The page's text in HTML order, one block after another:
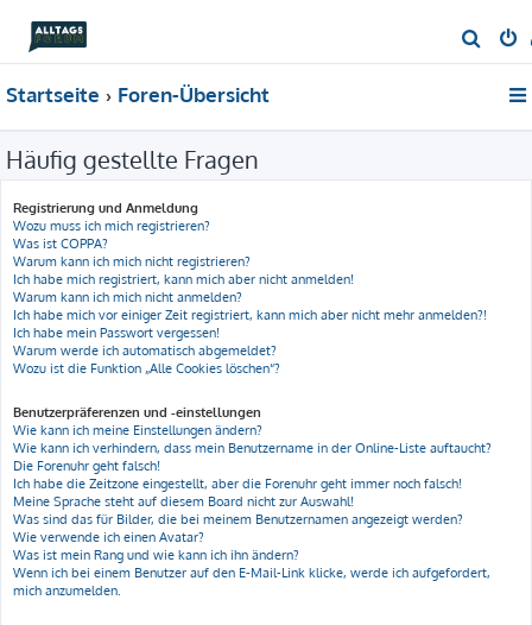
u
Startseite Foren-Übersicht
Häufig gestellte Fragen
Registrierung und Anmeldung
Wozu muss ich mich registrieren?
Was ist COPPA?
Warum kann ich mich nicht registrieren?
Ich habe mich registriert, kann mich aber nicht anmelden!
Warum kann ich mich nicht anmelden?
Ich habe mich vor einiger Zeit registriert, kann mich aber nicht mehr anmelden?!
Ich habe mein Passwort vergessen!
Warum werde ich automatisch abgemeldet?
Wozu ist die Funktion „Alle Cookies löschen“?
Benutzerpräferenzen und -einstellungen
Wie kann ich meine Einstellungen ändern?
Wie kann ich verhindern, dass mein Benutzername in der Online-Liste auftaucht?
Die Forenuhr geht falsch!
Ich habe die Zeitzone eingestellt, aber die Forenuhr geht immer noch falsch!
Meine Sprache steht auf diesem Board nicht zur Auswahl!
Was sind das für Bilder, die bei meinem Benutzernamen angezeigt werden?
Wie verwende ich einen Avatar?
Was ist mein Rang und wie kann ich ihn ändern?
Wenn ich bei einem Benutzer auf den E-Mail-Link klicke, werde ich aufgefordert,
mich anzumelden.